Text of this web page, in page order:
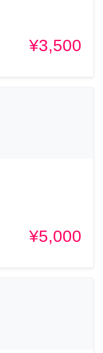
¥3,500
¥5,000